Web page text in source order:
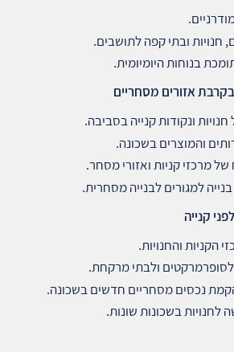
חנויות ובתי קפה לתושבים.
בנוחות היומיומית.
אזורים מסחריים
ונקודות קנייה בסביבה.
והמוצרים בשכונה.
של מרכזי קניות ואזורי מסחר.
למגורים לבנייה מסחרית.
קנייה
הקניות והחנויות.
ולבתי מרקחת.
נכסים מסחריים חדשים בשכונה.
לחנויות בשכונות שונות.